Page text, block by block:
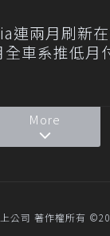
連兩月刷新
全車系推低月
More
公司 著作權所有